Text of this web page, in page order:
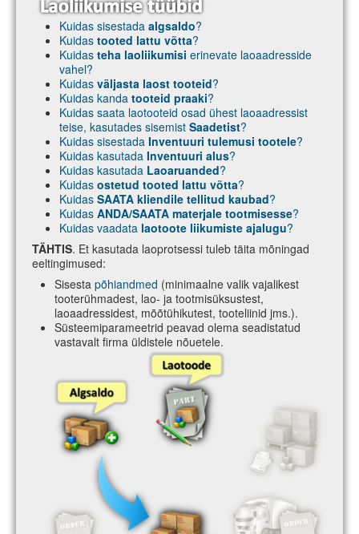
Kuidas sisestada algsaldo?
Kuidas tooted lattu võtta?
Kuidas teha laoliikumisi erinevate laoaadresside
vahel?
Kuidas väljasta laost tooteid?
Kuidas kanda tooteid praaki?
Kuidas saata laotooteid osad ühest laoaadressist
teise, kasutades sisemist Saadetist?
Kuidas sisestada Inventuuri tulemusi tootele?
Kuidas kasutada Inventuuri alus?
Kuidas kasutada Laoaruanded?
Kuidas ostetud tooted lattu võtta?
Kuidas SAATA kliendile tellitud kaubad?
Kuidas ANDA/SAATA materjale tootmisesse?
Kuidas vaadata laotoote liikumiste ajalugu?
TÄHTIS. Et kasutada laoprotsessi tuleb täita mõningad
eeltingimused:
Sisesta põhiandmed (minimaalne valik vajalikest
tooterühmadest, lao- ja tootmisüksustest,
laoaadressidest, mõõtühikutest, tooteliinid jms.).
Süsteemiparameetrid peavad olema seadistatud
vastavalt firma üldistele nõuetele.